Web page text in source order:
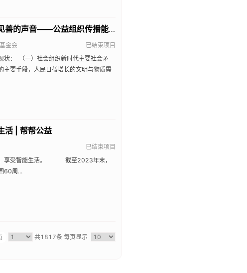
慈善募捐 | 让世界听见善的声音——公益组织传播能力提升计划 | 帮帮公益
金会
已结束项目
状： （一）社会组织新时代主要社会矛
主要手段，人民日益增长的文明与物质需
活 | 帮帮公益
已结束项目
，享受智能生活。 截至2023年末，
60周...
共1817条 每页显示